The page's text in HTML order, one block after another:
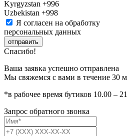
Kyrgyzstan +996
Uzbekistan +998
Я согласен на обработку
персональных данных
отправить
Спасибо!
Ваша заявка успешно отправлена
Мы свяжемся с вами в течение 30
*в рабочее время бутиков 10.00 –
Запрос обратного звонка